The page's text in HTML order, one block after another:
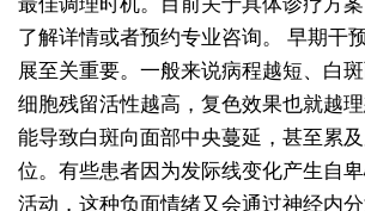
最佳调理时机。目前关于具体诊疗方
了解详情或者预约专业咨询。
早期干
展至关重要。一般来说病程越短、白
细胞残留活性越高，复色效果也就越
能导致白斑向面部中央蔓延，甚至累
位。有些患者因为发际线变化产生自
活动，这种负面情绪又会通过神经内